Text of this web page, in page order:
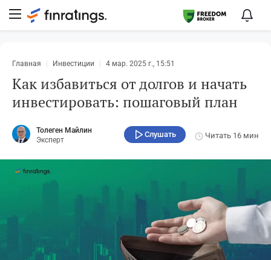
Главная Инвестиции 4 мар. 2025 г., 15:51
Как избавиться от долгов и начать
инвестировать: пошаговый план
Толеген Майлин
Эксперт
Слушать Читать 16 мин